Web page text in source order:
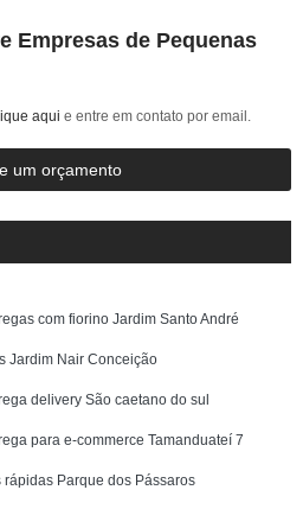
Empresas de Pequenas
aqui e entre em contato por email.
um orçamento
com fiorino Jardim Santo André
Jardim Nair Conceição
delivery São caetano do sul
para e-commerce Tamanduateí 7
Parque dos Pássaros